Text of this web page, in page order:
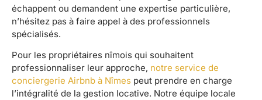
échappent ou demandent une expertise particulière,
n’hésitez pas à faire appel à des professionnels
spécialisés.
Pour les propriétaires nîmois qui souhaitent
professionnaliser leur approche, notre service de
conciergerie Airbnb à Nîmes peut prendre en charge
l’intégralité de la gestion locative. Notre équipe locale